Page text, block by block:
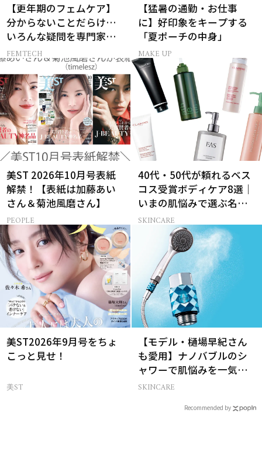
【更年期のフェムケア】
分からないことだらけ…
いろんな疑問を専門家に
聞いてみた
FEMTECH
【猛暑の通勤・お仕事
に】好印象をキープする
「夏ポーチの中身」
MAKE UP
美ST 2026年10月号表紙
解禁！【表紙は加藤あい
さん＆菊池風磨さん】
PEOPLE
40代・50代が頼れるベス
コス受賞ボディケア8選｜
いまの肌悩みで選ぶ名品
まとめ
SKINCARE
美ST2026年9月号をちょ
こっと見せ！
美ST
【モデル・樋場早紀さん
も愛用】ナノバブルのシ
ャワーで肌悩みを一気に
解決
SKINCARE
Recommended by